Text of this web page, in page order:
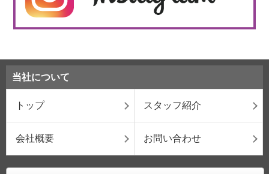
当社について
トップ スタッフ紹介
会社概要 お問い合わせ